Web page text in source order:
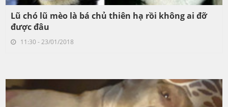
Lũ chó lũ mèo là bá chủ thiên hạ rồi không ai đỡ
được đâu
11:30 - 23/01/2018